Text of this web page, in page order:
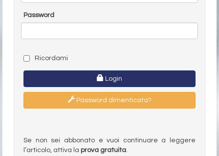
Password
Ricordami
Login
Password dimenticata?
Se non sei abbonato e vuoi continuare a leggere
l’articolo, attiva la prova gratuita.